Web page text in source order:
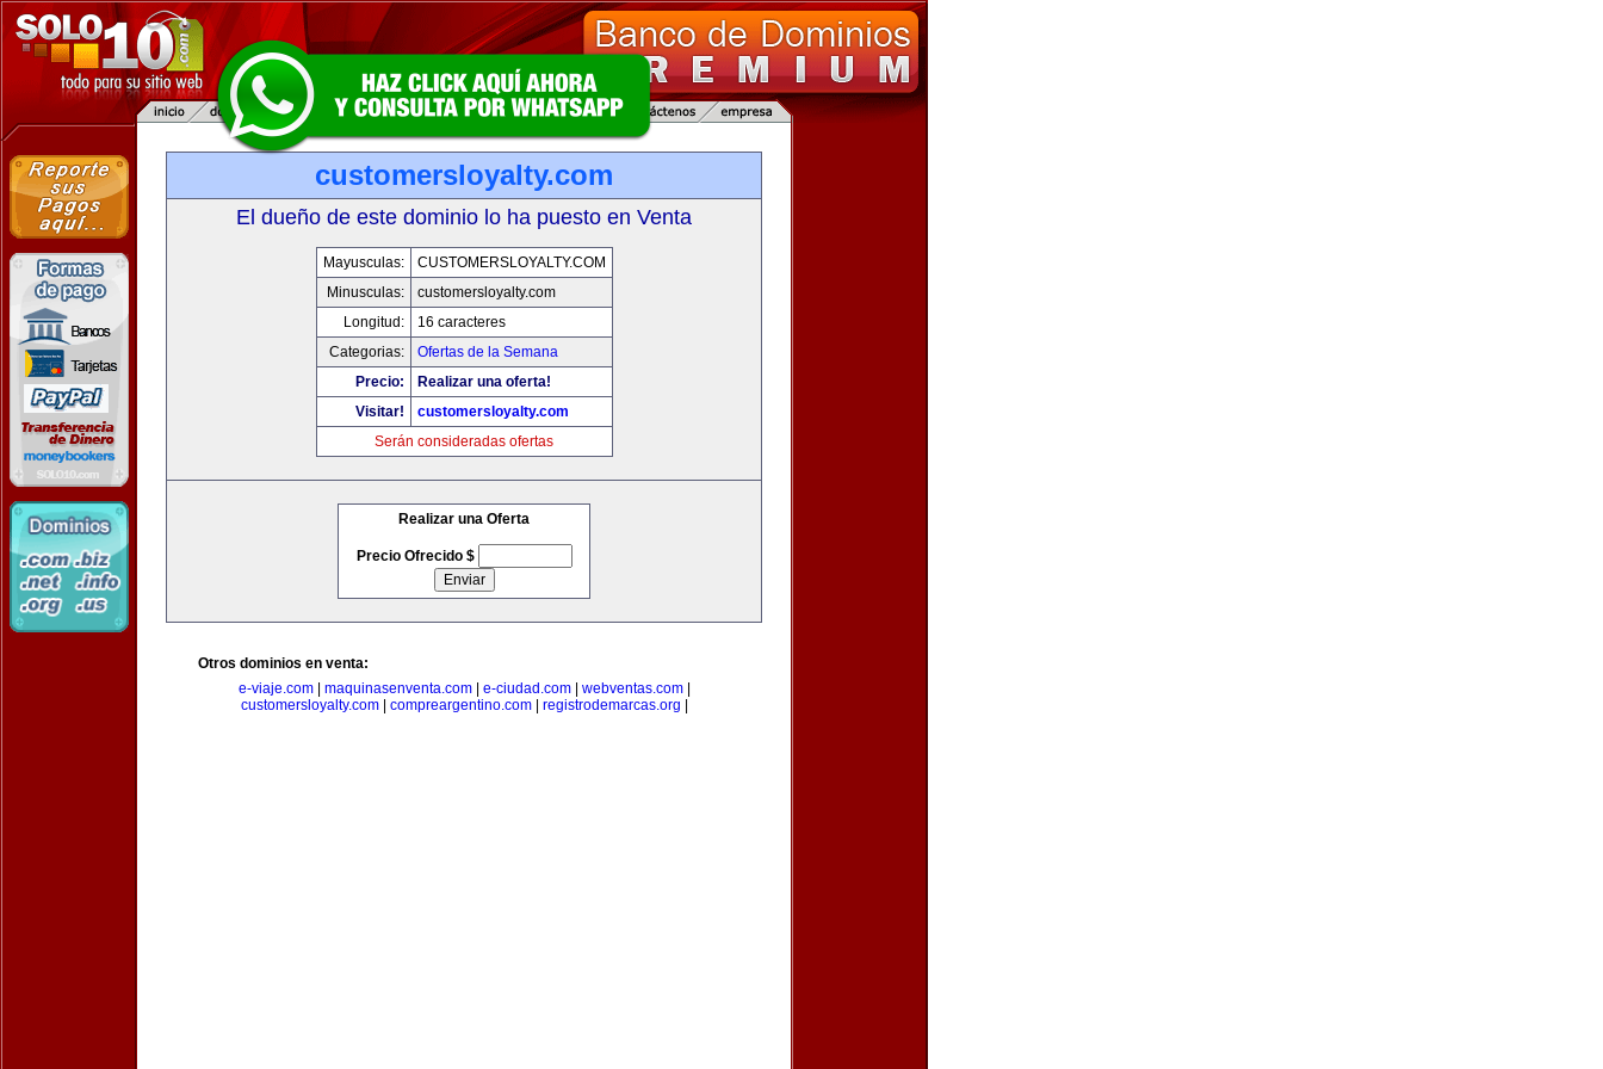
customersloyalty.com
El dueño de este dominio lo ha puesto en Venta
Mayusculas:
CUSTOMERSLOYALTY.COM
Minusculas:
customersloyalty.com
Longitud:
16 caracteres
Categorias:
Ofertas de la Semana
Precio:
Realizar una oferta!
Visitar!
customersloyalty.com
Serán consideradas ofertas
Realizar una Oferta
Precio Ofrecido $
Otros dominios en venta:
e-viaje.com| maquinasenventa.com| e-ciudad.com| webventas.com|
customersloyalty.com| compreargentino.com| registrodemarcas.org